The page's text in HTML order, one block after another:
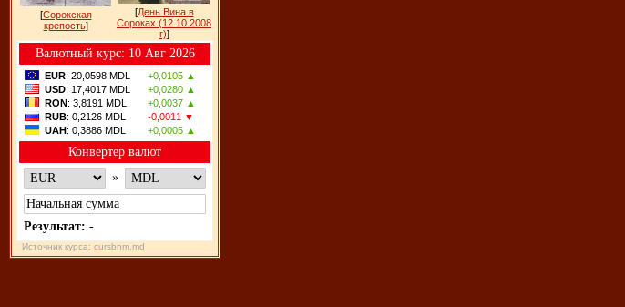
[Сорокская
крепость]
[День Вина в
Сороках (12.10.2008
г)]
Bалютный курс: 10 Авг 2026
EUR: 20,0598 MDL
+0,0105 ▲
USD: 17,4017 MDL
+0,0280 ▲
RON: 3,8191 MDL
+0,0037 ▲
RUB: 0,2126 MDL
-0,0011 ▼
UAH: 0,3886 MDL +0,0005 ▲
Конвертер валют
»
Результат: -
Источник курса: cursbnm.md